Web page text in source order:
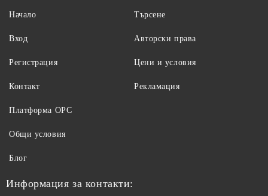
Начало
Вход
Регистрация
Контакт
Търсене
Авторски права
Цени и условия
Рекламация
Платформа ОРС
Общи условия
Блог
Информация за контакти: